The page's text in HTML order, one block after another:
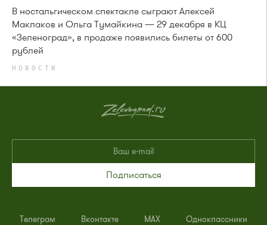
В ностальгическом спектакле сыграют Алексей
Маклаков и Ольга Тумайкина — 29 декабря в КЦ
«Зеленоград», в продаже появились билеты от 600
рублей
НОВОСТИ
Подписаться
Телеграм Вконтакте MAX Одноклассники